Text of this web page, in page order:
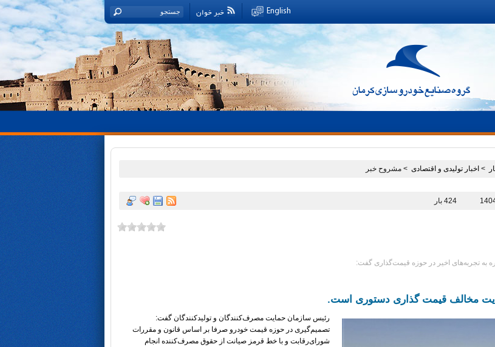
خبر خوان English
> اخبار تولیدی و اقتصادی ‏ > مشروح خبر
424 بار
به تجربه‌های اخیر در حوزه قیمت‌گذاری گفت:
مخالف قیمت گذاری دستوری است.
رئیس سازمان حمایت مصرف‌کنندگان و تولیدکنندگان گفت:
تصمیم‌گیری در حوزه قیمت خودرو صرفا بر اساس قانون و مقررات
شورای‌رقابت و با خط قرمز صیانت از حقوق مصرف‌کننده انجام